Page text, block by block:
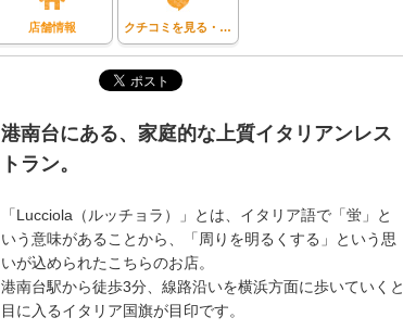
店舗情報 クチコミを見る・投稿する
港南台にある、家庭的な上質イタリアンレス
トラン。
「Lucciola（ルッチョラ）」とは、イタリア語で「蛍」と
いう意味があることから、「周りを明るくする」という思
いが込められたこちらのお店。
港南台駅から徒歩3分、線路沿いを横浜方面に歩いていくと
目に入るイタリア国旗が目印です。